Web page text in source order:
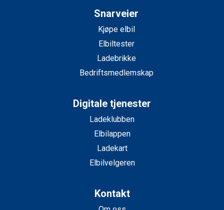
Snarveier
Kjøpe elbil
Elbiltester
Ladebrikke
Bedriftsmedlemskap
Digitale tjenester
Ladeklubben
Elbilappen
Ladekart
Elbilvelgeren
Kontakt